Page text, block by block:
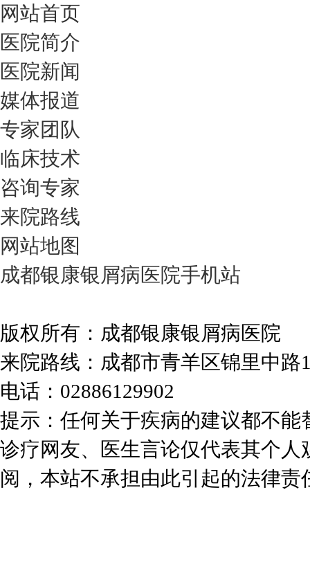
网站首页
医院简介
医院新闻
媒体报道
专家团队
临床技术
咨询专家
来院路线
网站地图
成都银康银屑病医院手机站
版权所有：成都银康银屑病医院
来院路线：成都市青羊区锦里中
电话：02886129902
提示：任何关于疾病的建议都不
诊疗网友、医生言论仅代表其个
阅，本站不承担由此引起的法律责